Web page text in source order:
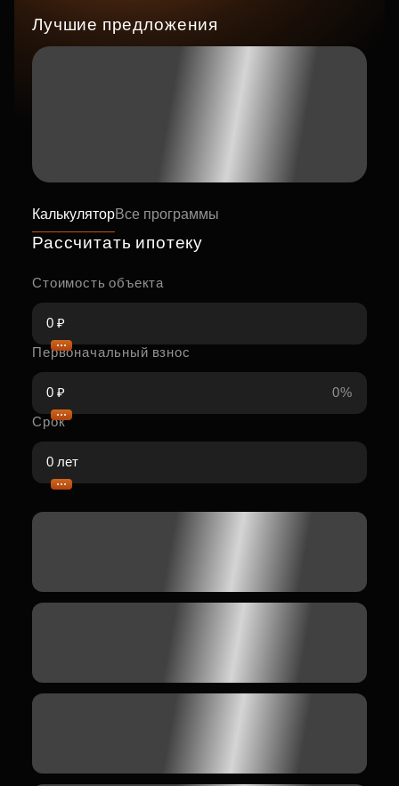
Лучшие предложения
КалькуляторВсе программы
Рассчитать ипотеку
Стоимость объекта
Первоначальный взнос
0%
Срок